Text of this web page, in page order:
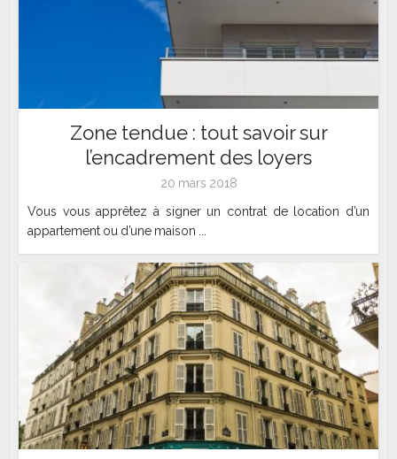
Zone tendue : tout savoir sur
l’encadrement des loyers
20 mars 2018
Vous vous apprêtez à signer un contrat de location d’un
appartement ou d’une maison ...